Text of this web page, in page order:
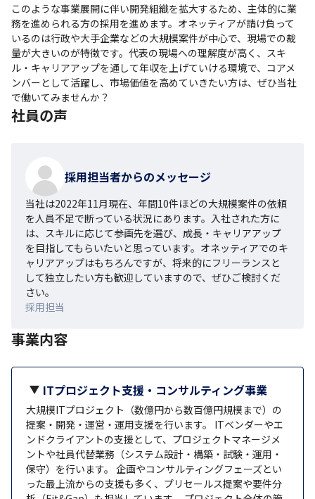
このような事業展開に伴い開発組織を拡大するため、主体的に業
務を進められる方の採用を進めます。オネッティアが請け負って
いるのは行政や大手企業などの大規模案件が中心で、現場での裁
量が大きいのが特徴です。代表の現場への理解度が高く、スキ
ル・キャリアアップを通して年収を上げていける環境で、コアメ
ンバーとして活躍し、市場価値を高めていきたい方は、ぜひ当社
で働いてみませんか？
社員の声
採用担当者からのメッセージ
当社は2022年11月現在、年間10件ほどの大規模案件の依頼
を人員不足で断っている状況にあります。入社された方に
は、スキルに応じて参画先を選び、成長・キャリアアップ
を目指してもらいたいと思っています。オネッティアでのキ
ャリアアップはもちろんですが、将来的にフリーランスと
して独立したい方も歓迎していますので、ぜひご検討くだ
さい。
採用担当
事業内容
ITプロジェクト支援・コンサルティング事業
大規模ITプロジェクト（数億円から数百億円規模まで）の
提案・開発・運営・運用支援を行います。 ITベンダーやエ
ンドクライアントの支援として、プロジェクトマネージメ
ントや社員代替業務（システム設計・構築・試験・運用・
保守）を行います。 企画やコンサルティングフェーズとい
った最上流からの支援も多く、プリセールス提案や要件分